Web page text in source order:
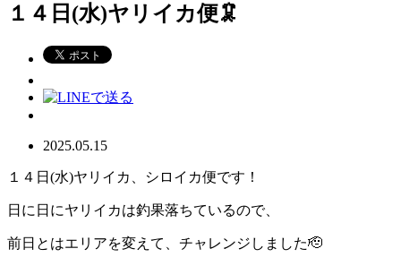
１４日(水)ヤリイカ便🦑
2025.05.15
１４日(水)ヤリイカ、シロイカ便です！
日に日にヤリイカは釣果落ちているので、
前日とはエリアを変えて、チャレンジしました🫡